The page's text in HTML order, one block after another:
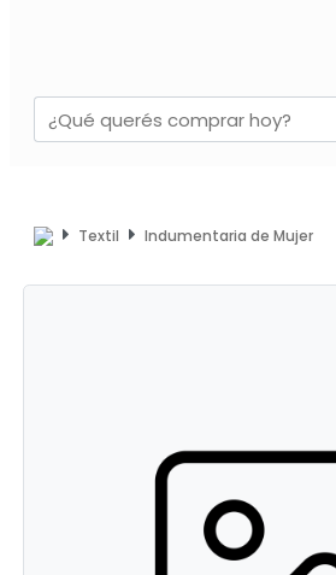
Textil Indumentaria de Mujer